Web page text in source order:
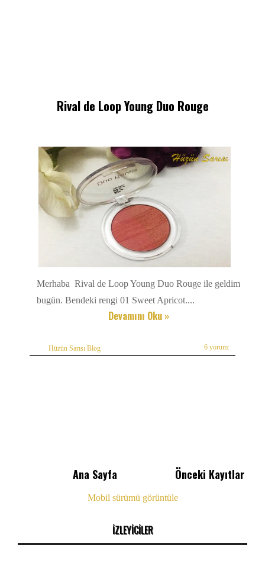
Rival de Loop Young Duo Rouge
Merhaba Rival de Loop Young Duo Rouge ile geldim
bugün. Bendeki rengi 01 Sweet Apricot....
Devamını Oku »
Hüzün Sarısı Blog 6 yorum:
Önceki Kayıtlar
Ana Sayfa
Mobil sürümü görüntüle
İZLEYİCİLER